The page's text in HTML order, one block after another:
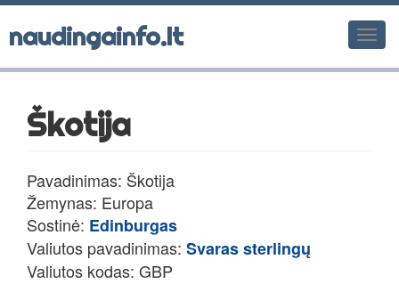
naudingainfo.lt
Škotija
Pavadinimas: Škotija
Žemynas: Europa
Sostinė: Edinburgas
Valiutos pavadinimas: Svaras sterlingų
Valiutos kodas: GBP